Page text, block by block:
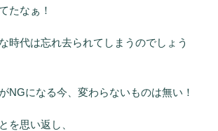
たなぁ！
時代は忘れ去られてしまうのでしょう
NGになる今、変わらないものは無い！
を思い返し、